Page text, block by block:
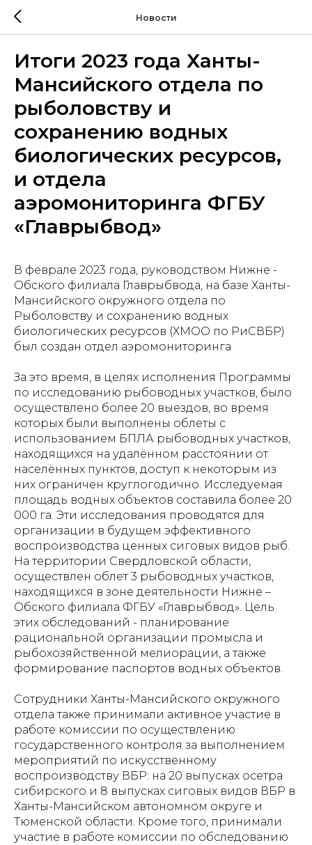
Новости
Итоги 2023 года Ханты-
Мансийского отдела по
рыболовству и
сохранению водных
биологических ресурсов,
и отдела
аэромониторинга ФГБУ
«Главрыбвод»
В феврале 2023 года, руководством Нижне -
Обского филиала Главрыбвода, на базе Ханты-
Мансийского окружного отдела по
Рыболовству и сохранению водных
биологических ресурсов (ХМОО по РиСВБР)
был создан отдел аэромониторинга
За это время, в целях исполнения Программы
по исследованию рыбоводных участков, было
осуществлено более 20 выездов, во время
которых были выполнены облеты с
использованием БПЛА рыбоводных участков,
находящихся на удалённом расстоянии от
населённых пунктов, доступ к некоторым из
них ограничен круглогодично. Исследуемая
площадь водных объектов составила более 20
000 га. Эти исследования проводятся для
организации в будущем эффективного
воспроизводства ценных сиговых видов рыб.
На территории Свердловской области,
осуществлен облет 3 рыбоводных участков,
находящихся в зоне деятельности Нижне –
Обского филиала ФГБУ «Главрыбвод». Цель
этих обследований - планирование
рациональной организации промысла и
рыбохозяйственной мелиорации, а также
формирование паспортов водных объектов.
Сотрудники Ханты-Мансийского окружного
отдела также принимали активное участие в
работе комиссии по осуществлению
государственного контроля за выполнением
мероприятий по искусственному
воспроизводству ВБР: на 20 выпусках осетра
сибирского и 8 выпусках сиговых видов ВБР в
Ханты-Мансийском автономном округе и
Тюменской области. Кроме того, принимали
участие в работе комиссии по обследованию